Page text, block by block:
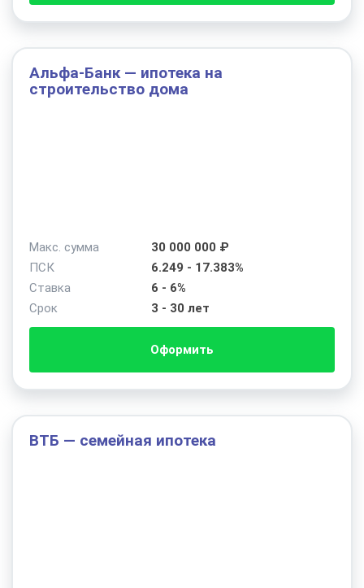
Альфа-Банк — ипотека на
строительство дома
Макс. сумма
30 000 000 ₽
ПСК
6.249 - 17.383%
Ставка
6 - 6%
Срок
3 - 30 лет
Оформить
ВТБ — семейная ипотека